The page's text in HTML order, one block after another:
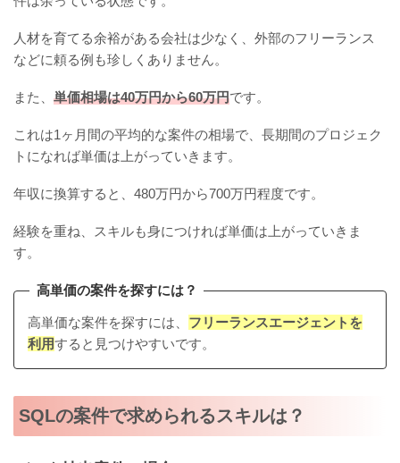
人材を育てる余裕がある会社は少なく、外部のフリーランス
などに頼る例も珍しくありません。
また、 単価相場は40万円から60万円です。
これは1ヶ月間の平均的な案件の相場で、長期間のプロジェク
トになれば単価は上がっていきます。
年収に換算すると、480万円から700万円程度です。
経験を重ね、スキルも身につければ単価は上がっていきま
す。
高単価の案件を探すには？
高単価な案件を探すには、 フリーランスエージェントを
利用すると見つけやすいです。
SQLの案件で求められるスキルは？